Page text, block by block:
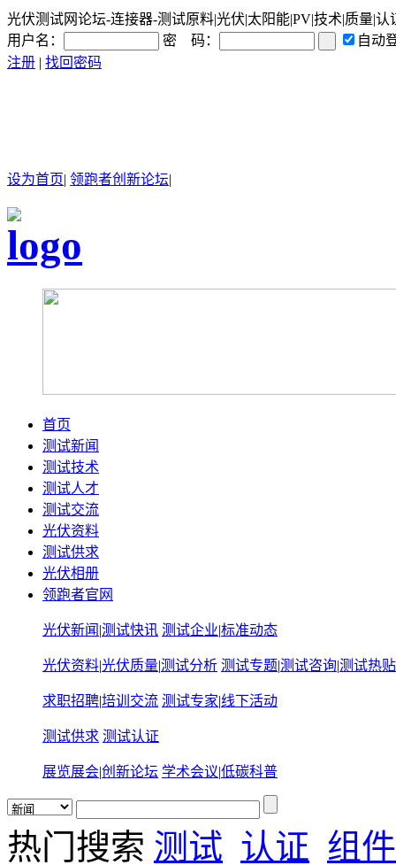
光伏测试网论坛-连接器-测试原料|光伏|太阳能|PV|技术|质量|认
用户名：
密 码：
自动
注册 | 找回密码
设为首页| 领跑者创新论坛|
首页
测试新闻
测试技术
测试人才
测试交流
光伏资料
测试供求
光伏相册
领跑者官网
光伏新闻 |测试快讯 测试企业|标准动态
光伏资料|光伏质量|测试分析 测试专题|测试咨询|测试热贴
求职招聘|培训交流 测试专家|线下活动
测试供求 测试认证
展览展会|创新论坛 学术会议|低碳科普
热门搜索 测试 认证 组件